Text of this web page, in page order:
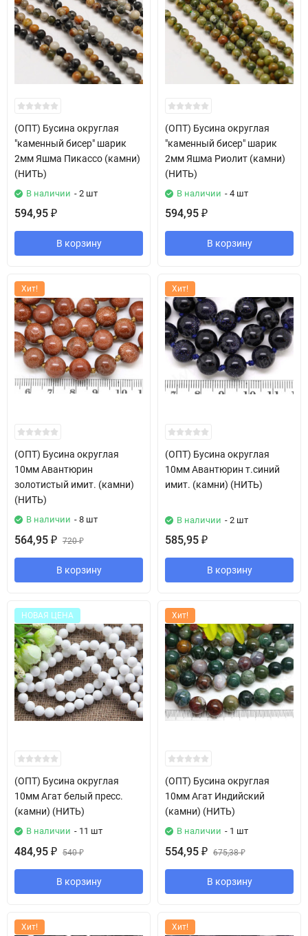
(ОПТ) Бусина округлая
"каменный бисер" шарик
2мм Яшма Пикассо (камни)
(НИТЬ)
В наличии - 2 шт
594,95 ₽
В корзину
(ОПТ) Бусина округлая
"каменный бисер" шарик
2мм Яшма Риолит (камни)
(НИТЬ)
В наличии - 4 шт
594,95 ₽
В корзину
Хит!
(ОПТ) Бусина округлая
10мм Авантюрин
золотистый имит. (камни)
(НИТЬ)
В наличии - 8 шт
564,95 ₽ 720₽
В корзину
Хит!
(ОПТ) Бусина округлая
10мм Авантюрин т.синий
имит. (камни) (НИТЬ)
В наличии - 2 шт
585,95 ₽
В корзину
НОВАЯ ЦЕНА
(ОПТ) Бусина округлая
10мм Агат белый пресс.
(камни) (НИТЬ)
В наличии - 11 шт
484,95 ₽ 540₽
В корзину
Хит!
(ОПТ) Бусина округлая
10мм Агат Индийский
(камни) (НИТЬ)
В наличии - 1 шт
554,95 ₽ 675,38₽
В корзину
Хит! Хит!